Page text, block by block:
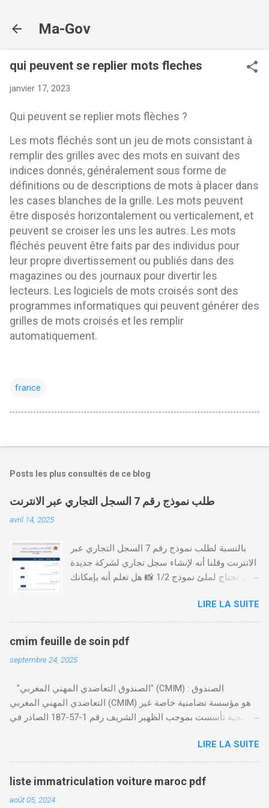
Ma-Gov
qui peuvent se replier mots fleches
janvier 17, 2023
Qui peuvent se replier mots flèches ?
Les mots fléchés sont un jeu de mots consistant à
remplir des grilles avec des mots en suivant des
indices donnés, généralement sous forme de
définitions ou de descriptions de mots à placer dans
les cases blanches de la grille. Les mots peuvent
être disposés horizontalement ou verticalement, et
peuvent se croiser les uns les autres. Les mots
fléchés peuvent être faits par des individus pour
leur propre divertissement ou publiés dans des
magazines ou des journaux pour divertir les
lecteurs. Les logiciels de mots croisés sont des
programmes informatiques qui peuvent générer des
grilles de mots croisés et les remplir
automatiquement.
france
Posts les plus consultés de ce blog
طلب نموذج رقم 7 السجل التجاري عبر الانترنت
avril 14, 2025
بالنسبة لطلب نموذج رقم 7 السجل التجاري عبر
الانترنت وقلنا أنه لإنشاء سجل تجاري لشركة جديدة
أنت تحتاج لملئ نموذج 1/2 📸 هل تعلم أنه بإمكانك
من خلال الموقع التابع لوزارة العدل، بدون الحاجة
للتنقل للمحكمة التجارية
https://servicesenligne.justice.gov.ma كيفية
طلب النموذجين 7 و 9 من الإنترنت في المغرب .
الخطوات: الدخول إلى موقع المحاكم-
المعلومات الشخصية إضافة معلومات الطالب .
دفع واجب الأداء 20 درهم عن طريق البطاقة
البنكية. تأكيد العملية . استلام النموذج في مدة
LIRE LA SUITE
cmim feuille de soin pdf
septembre 24, 2025
"الصندوق التعاضدي المهني المغربي" (CMIM) : الصندوق
التعاضدي المهني المغربي (CMIM) هو مؤسسة تضامنية خاصة غير
ربحية تأسست بموجب الظهير الشريف رقم 1-57-187 الصادر في
المهنية لفائدة الأجراء والعاملين في مختلف المقاولات المغربية. تدير
CMIM شبكة واسعة من المنخرطين وتعمل على تقديم تغطية صحية
شاملة تجمع بين التضامن وجودة الخدمة. Télécharger cmim feuille
الصندوق التعاضدي المهني المغربي دورًا حيويًا في النهوض بالصحة
LIRE LA SUITE
liste immatriculation voiture maroc pdf
août 05, 2024